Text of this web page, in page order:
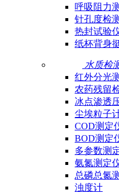
呼吸阻力
针孔度检
热封试验
纸杯背身
水质检
红外分光
农药残留
冰点渗透
尘埃粒子
COD测定
BOD测定
多参数测
氨氮测定
总磷总氮
浊度计